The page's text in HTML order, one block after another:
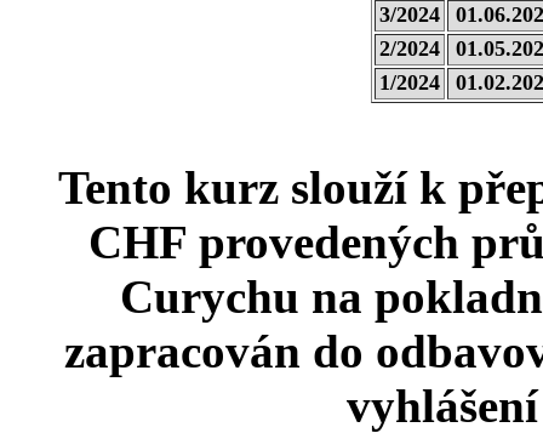
3/2024
2/2024
1/2024
Tento kurz slouží k
CHF provedených
Curychu na
zapracován do